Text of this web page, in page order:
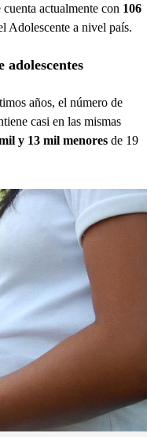
actualmente con 106
Adolescente a nivel país.
años, el número de
casi en las mismas
y 13 mil menores de 19